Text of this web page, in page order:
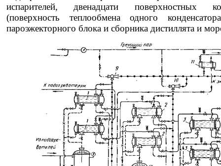
испарителей, двенадцати поверхностных
(поверхность теплообмена одного
пароэжекторного блока и сборника дистиллята и